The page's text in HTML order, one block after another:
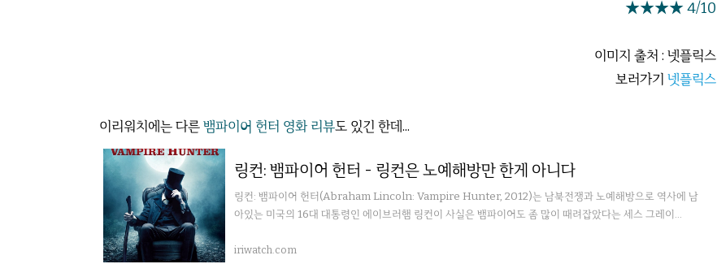
★★★★ 4/10
이미지 출처 : 넷플릭스
보러가기 넷플릭스
이리워치에는 다른뱀파이어 헌터 영화 리뷰도 있긴 한데...
링컨: 뱀파이어 헌터 - 링컨은 노예해방만 한게 아니다
링컨: 뱀파이어 헌터(Abraham Lincoln: Vampire Hunter, 2012)는 남북전쟁과 노예해방으로 역사에 남
아있는 미국의 16대 대통령인 에이브러햄 링컨이 사실은 뱀파이어도 좀 많이 때려잡았다는 세스 그레이...
iriwatch.com